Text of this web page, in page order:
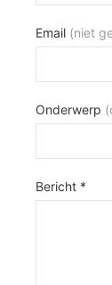
Email (niet
Onderwerp
Bericht *